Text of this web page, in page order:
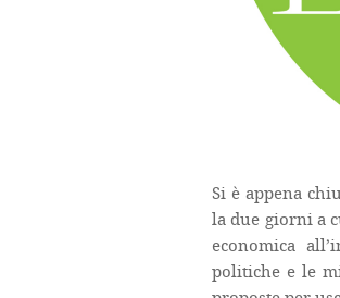
Si è appena
la due giorni a
economica
politiche e le